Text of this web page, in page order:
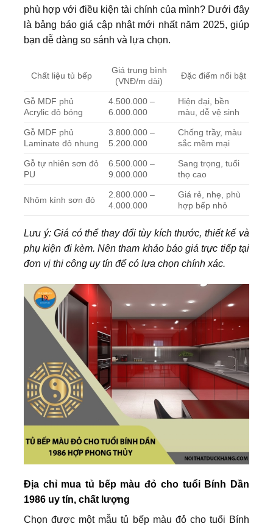
phù hợp với điều kiện tài chính của mình? Dưới đây
là bảng báo giá cập nhật mới nhất năm 2025, giúp
bạn dễ dàng so sánh và lựa chọn.
Chất liệu tủ bếp
Giá trung bình
(VNĐ/m dài)
Đặc điểm nổi bật
Gỗ MDF phủ
Acrylic đỏ bóng
4.500.000 –
6.000.000
Hiện đại, bền
màu, dễ vệ sinh
Gỗ MDF phủ
Laminate đỏ nhung
3.800.000 –
5.200.000
Chống trầy, màu
sắc mềm mại
Gỗ tự nhiên sơn đỏ
PU
6.500.000 –
9.000.000
Sang trọng, tuổi
thọ cao
Nhôm kính sơn đỏ
2.800.000 –
4.000.000
Giá rẻ, nhẹ, phù
hợp bếp nhỏ
Lưu ý: Giá có thể thay đổi tùy kích thước, thiết kế và
phụ kiện đi kèm. Nên tham khảo báo giá trực tiếp tại
đơn vị thi công uy tín để có lựa chọn chính xác.
Địa chỉ mua tủ bếp màu đỏ cho tuổi Bính Dần
1986 uy tín, chất lượng
Chọn được một mẫu tủ bếp màu đỏ cho tuổi Bính